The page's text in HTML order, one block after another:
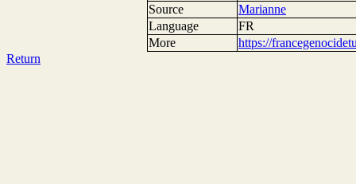
Source
Marianne
Language
FR
More
https://
Return